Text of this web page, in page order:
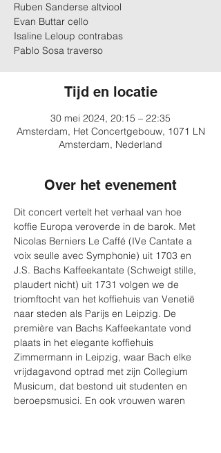
Ruben Sanderse altviool
Evan Buttar cello
Isaline Leloup contrabas
Pablo Sosa traverso
Tijd en locatie
30 mei 2024, 20:15 – 22:35
Amsterdam, Het Concertgebouw, 1071 LN
Amsterdam, Nederland
Over het evenement
Dit concert vertelt het verhaal van hoe
koffie Europa veroverde in de barok. Met
Nicolas Berniers Le Caffé (IVe Cantate a
voix seulle avec Symphonie) uit 1703 en
J.S. Bachs Kaffeekantate (Schweigt stille,
plaudert nicht) uit 1731 volgen we de
triomftocht van het koffiehuis van Venetië
naar steden als Parijs en Leipzig. De
première van Bachs Kaffeekantate vond
plaats in het elegante koffiehuis
Zimmermann in Leipzig, waar Bach elke
vrijdagavond optrad met zijn Collegium
Musicum, dat bestond uit studenten en
beroepsmusici. En ook vrouwen waren